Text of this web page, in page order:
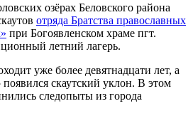
озёрах Беловского района
отряда Братства православных
при Богоявленском храме пгт.
летний лагерь.
уже более девятнадцати лет, а
скаутский уклон. В этом
следопыты из города